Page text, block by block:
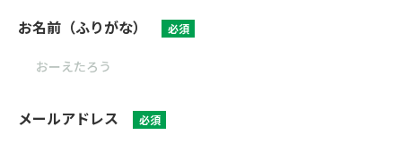
お名前（ふりがな） 必須
メールアドレス 必須